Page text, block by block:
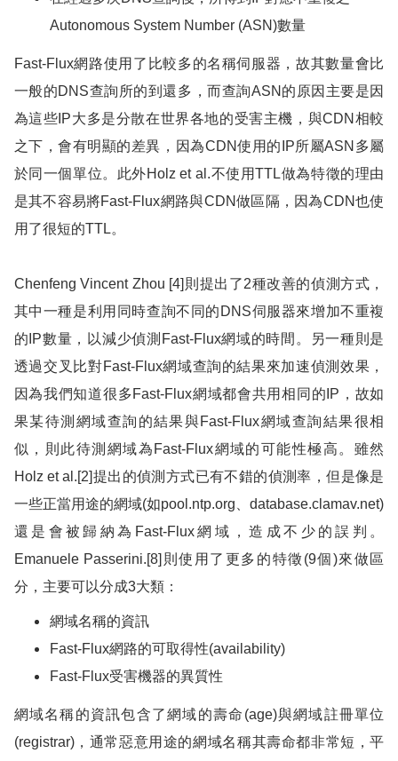
Autonomous System Number (ASN)數量
Fast-Flux網路使用了比較多的名稱伺服器，故其數量會比
一般的DNS查詢所的到還多，而查詢ASN 的原因主要是因
為這些 IP大多是分散在世界各地的受害主機，與CDN 相較
之下，會有明顯的差異，因為CDN使用的 IP所屬ASN 多屬
於同一個單位。此外Holz et al.不使用TTL做為特徵的理由
是其不容易將Fast-Flux網路與CDN做區隔，因為CDN也使
用了很短的TTL。
Chenfeng Vincent Zhou [4] 則提出了2種改善的偵測方式，
其中一種是利用同時查詢不同的 DNS伺服器來增加不重複
的 IP數量，以減少偵測 Fast-Flux網域的時間。另一種則是
透過交叉比對Fast-Flux網域查詢的結果來加速偵測效果，
因為我們知道很多Fast-Flux網域都會共用相同的 IP ，故如
果某待測網域查詢的結果與Fast-Flux網域查詢結果很相
似，則此待測網域為 Fast-Flux網域的可能性極高。雖然
Holz et al.[2]提出的偵測方式已有不錯的偵測率，但是像是
一些正當用途的網域(如pool.ntp.org 、database.clamav.net)
還是會被歸納為 Fast-Flux網域，造成不少的誤判。
Emanuele Passerini.[8] 則使用了更多的特徵(9個)來做區
分，主要可以分成3大類：
網域名稱的資訊
Fast-Flux網路的可取得性(availability)
Fast-Flux受害機器的異質性
網域名稱的資訊包含了網域的壽命 (age)與網域註冊單位
(registrar)，通常惡意用途的網域名稱其壽命都非常短，平